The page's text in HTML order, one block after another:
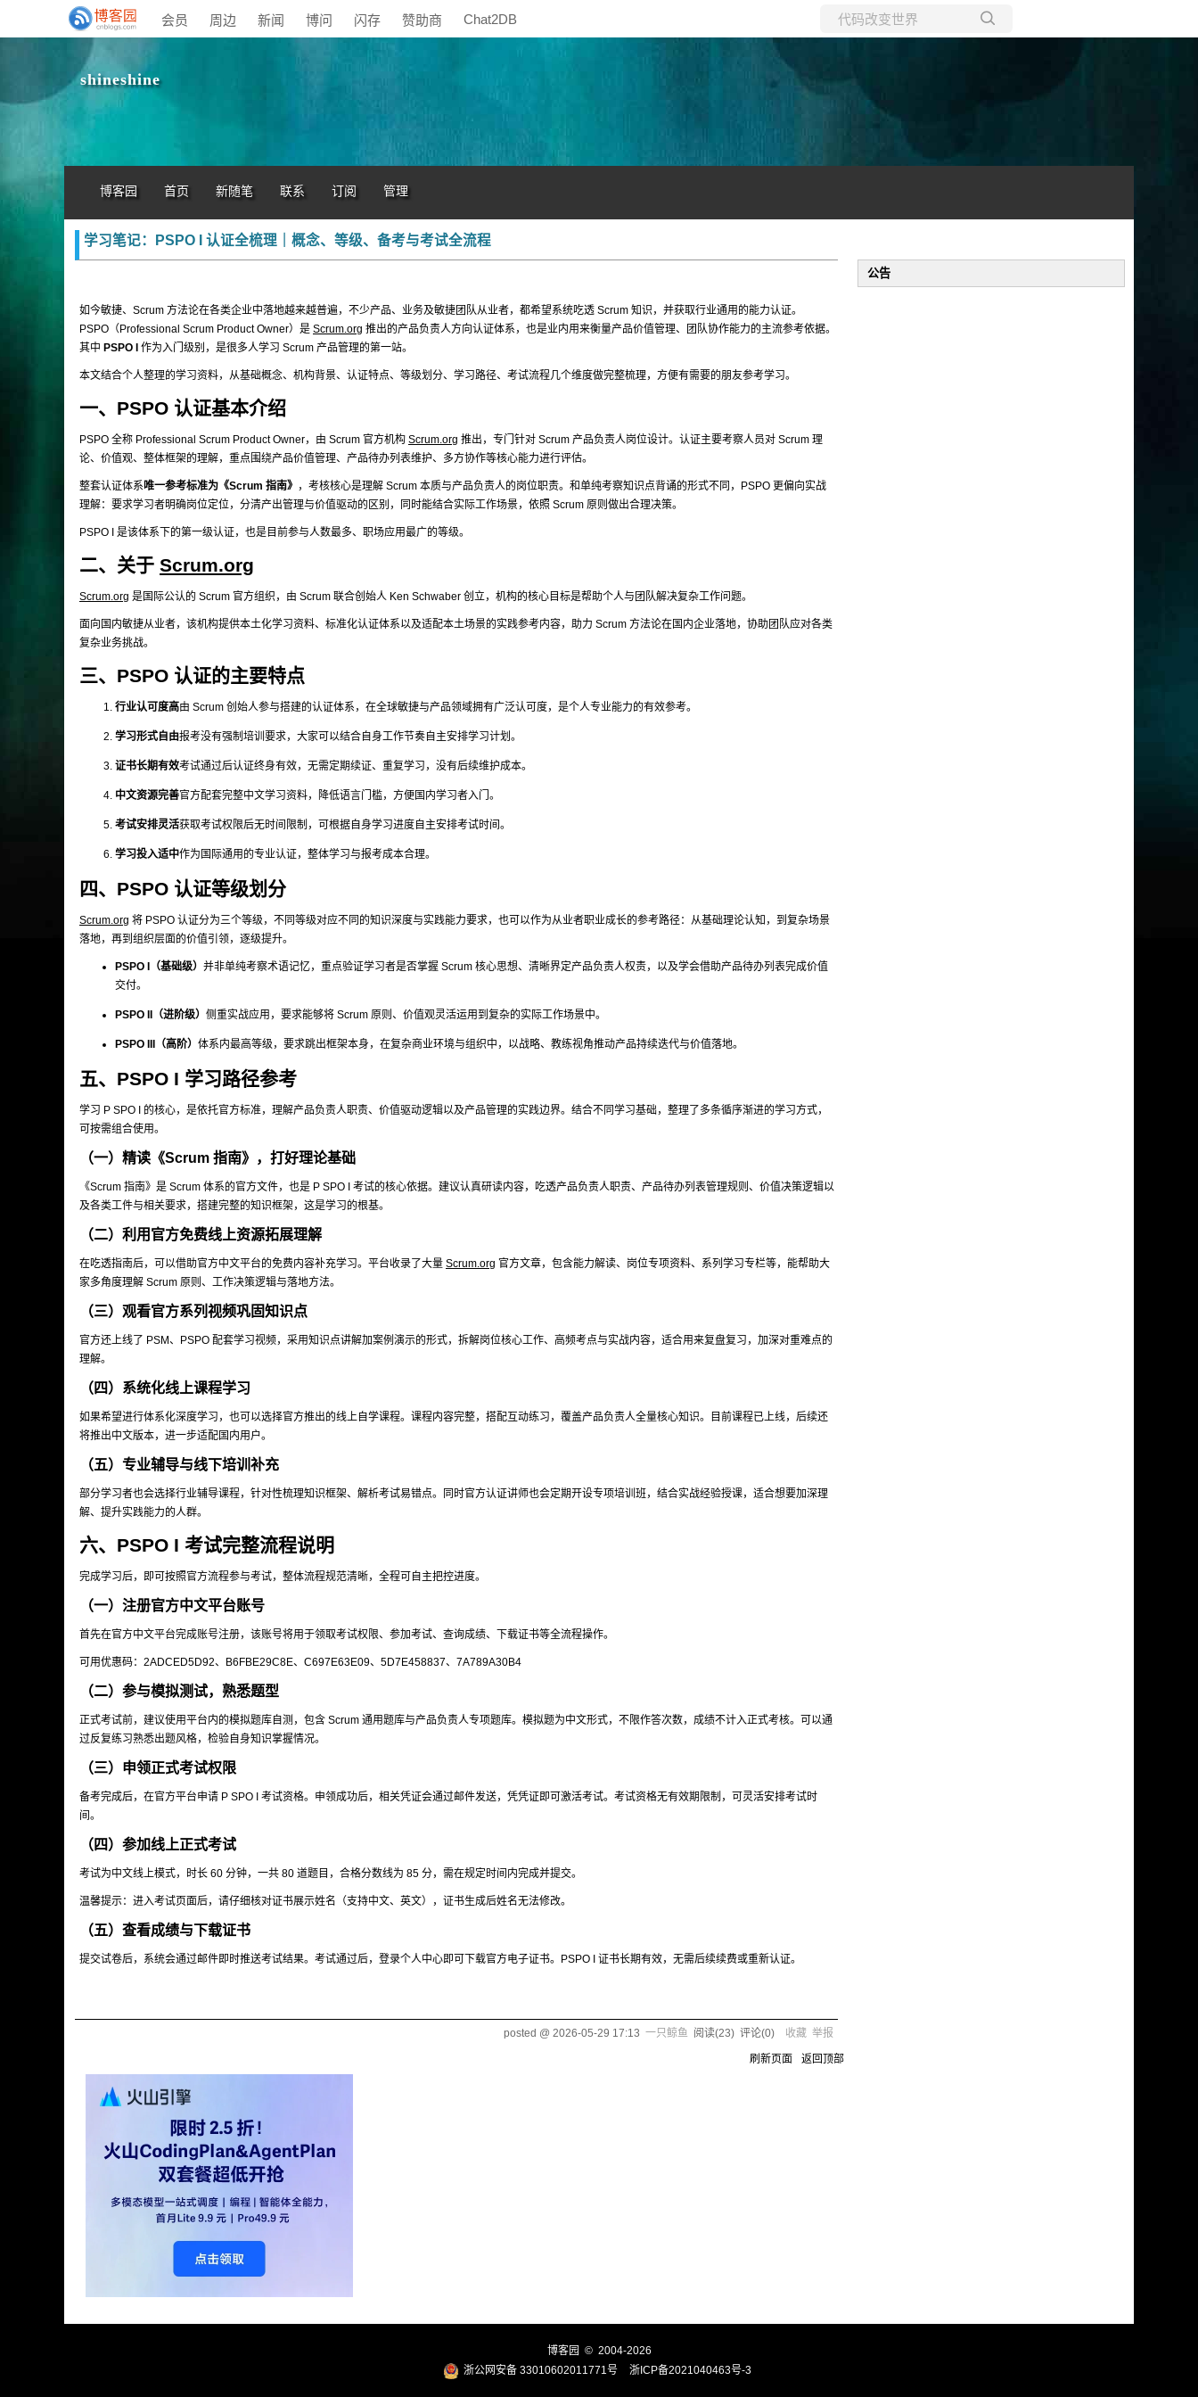
会员 周边 新闻 博问 闪存 赞助商 Chat2DB
shineshine
博客园 首页 新随笔 联系 订阅 管理
学习笔记：PSPO I 认证全梳理｜概念、等级、备考与考试全流程
如今敏捷、Scrum 方法论在各类企业中落地越来越普遍，不少产品、业务及敏捷团队从业者，都希望系统吃透 Scrum 知识，并获取行业通用的能力认证。
PSPO（Professional Scrum Product Owner）是 Scrum.org 推出的产品负责人方向认证体系，也是业内用来衡量产品价值管理、团队协作能力的主流参考依据。
其中 PSPO I 作为入门级别，是很多人学习 Scrum 产品管理的第一站。
本文结合个人整理的学习资料，从基础概念、机构背景、认证特点、等级划分、学习路径、考试流程几个维度做完整梳理，方便有需要的朋友参考学习。
一、PSPO 认证基本介绍
PSPO 全称 Professional Scrum Product Owner，由 Scrum 官方机构 Scrum.org 推出，专门针对 Scrum 产品负责人岗位设计。认证主要考察人员对 Scrum 理
论、价值观、整体框架的理解，重点围绕产品价值管理、产品待办列表维护、多方协作等核心能力进行评估。
整套认证体系唯一参考标准为《Scrum 指南》 ，考核核心是理解 Scrum 本质与产品负责人的岗位职责。和单纯考察知识点背诵的形式不同，PSPO 更偏向实战
理解：要求学习者明确岗位定位，分清产出管理与价值驱动的区别，同时能结合实际工作场景，依照 Scrum 原则做出合理决策。
PSPO I 是该体系下的第一级认证，也是目前参与人数最多、职场应用最广的等级。
二、关于 Scrum.org
Scrum.org 是国际公认的 Scrum 官方组织，由 Scrum 联合创始人 Ken Schwaber 创立，机构的核心目标是帮助个人与团队解决复杂工作问题。
面向国内敏捷从业者，该机构提供本土化学习资料、标准化认证体系以及适配本土场景的实践参考内容，助力 Scrum 方法论在国内企业落地，协助团队应对各类
复杂业务挑战。
三、PSPO 认证的主要特点
行业认可度高由 Scrum 创始人参与搭建的认证体系，在全球敏捷与产品领域拥有广泛认可度，是个人专业能力的有效参考。
学习形式自由报考没有强制培训要求，大家可以结合自身工作节奏自主安排学习计划。
证书长期有效考试通过后认证终身有效，无需定期续证、重复学习，没有后续维护成本。
中文资源完善官方配套完整中文学习资料，降低语言门槛，方便国内学习者入门。
考试安排灵活获取考试权限后无时间限制，可根据自身学习进度自主安排考试时间。
学习投入适中作为国际通用的专业认证，整体学习与报考成本合理。
四、PSPO 认证等级划分
Scrum.org 将 PSPO 认证分为三个等级，不同等级对应不同的知识深度与实践能力要求，也可以作为从业者职业成长的参考路径：从基础理论认知，到复杂场景
落地，再到组织层面的价值引领，逐级提升。
PSPO I（基础级） 并非单纯考察术语记忆，重点验证学习者是否掌握 Scrum 核心思想、清晰界定产品负责人权责，以及学会借助产品待办列表完成价值
交付。
PSPO II（进阶级） 侧重实战应用，要求能够将 Scrum 原则、价值观灵活运用到复杂的实际工作场景中。
PSPO III（高阶） 体系内最高等级，要求跳出框架本身，在复杂商业环境与组织中，以战略、教练视角推动产品持续迭代与价值落地。
五、PSPO I 学习路径参考
学习 P SPO I 的核心，是依托官方标准，理解产品负责人职责、价值驱动逻辑以及产品管理的实践边界。结合不同学习基础，整理了多条循序渐进的学习方式，
可按需组合使用。
（一）精读《Scrum 指南》，打好理论基础
《Scrum 指南》是 Scrum 体系的官方文件，也是 P SPO I 考试的核心依据。建议认真研读内容，吃透产品负责人职责、产品待办列表管理规则、价值决策逻辑以
及各类工件与相关要求，搭建完整的知识框架，这是学习的根基。
（二）利用官方免费线上资源拓展理解
在吃透指南后，可以借助官方中文平台的免费内容补充学习。平台收录了大量 Scrum.org 官方文章，包含能力解读、岗位专项资料、系列学习专栏等，能帮助大
家多角度理解 Scrum 原则、工作决策逻辑与落地方法。
（三）观看官方系列视频巩固知识点
官方还上线了 PSM、PSPO 配套学习视频，采用知识点讲解加案例演示的形式，拆解岗位核心工作、高频考点与实战内容，适合用来复盘复习，加深对重难点的
理解。
（四）系统化线上课程学习
如果希望进行体系化深度学习，也可以选择官方推出的线上自学课程。课程内容完整，搭配互动练习，覆盖产品负责人全量核心知识。目前课程已上线，后续还
将推出中文版本，进一步适配国内用户。
（五）专业辅导与线下培训补充
部分学习者也会选择行业辅导课程，针对性梳理知识框架、解析考试易错点。同时官方认证讲师也会定期开设专项培训班，结合实战经验授课，适合想要加深理
解、提升实践能力的人群。
六、PSPO I 考试完整流程说明
完成学习后，即可按照官方流程参与考试，整体流程规范清晰，全程可自主把控进度。
（一）注册官方中文平台账号
首先在官方中文平台完成账号注册，该账号将用于领取考试权限、参加考试、查询成绩、下载证书等全流程操作。
可用优惠码：2ADCED5D92、B6FBE29C8E、C697E63E09、5D7E458837、7A789A30B4
（二）参与模拟测试，熟悉题型
正式考试前，建议使用平台内的模拟题库自测，包含 Scrum 通用题库与产品负责人专项题库。模拟题为中文形式，不限作答次数，成绩不计入正式考核。可以通
过反复练习熟悉出题风格，检验自身知识掌握情况。
（三）申领正式考试权限
备考完成后，在官方平台申请 P SPO I 考试资格。申领成功后，相关凭证会通过邮件发送，凭凭证即可激活考试。考试资格无有效期限制，可灵活安排考试时
间。
（四）参加线上正式考试
考试为中文线上模式，时长 60 分钟，一共 80 道题目，合格分数线为 85 分，需在规定时间内完成并提交。
温馨提示：进入考试页面后，请仔细核对证书展示姓名（支持中文、英文），证书生成后姓名无法修改。
（五）查看成绩与下载证书
提交试卷后，系统会通过邮件即时推送考试结果。考试通过后，登录个人中心即可下载官方电子证书。PSPO I 证书长期有效，无需后续续费或重新认证。
posted @ 2026-05-29 17:13 一只鲸鱼 阅读(23) 评论(0) 收藏 举报
刷新页面 返回顶部
公告
博客园 © 2004-2026
浙公网安备 33010602011771号
浙ICP备2021040463号-3